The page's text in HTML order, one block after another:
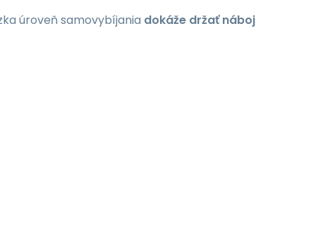
úroveň samovybíjania dokáže držať náboj